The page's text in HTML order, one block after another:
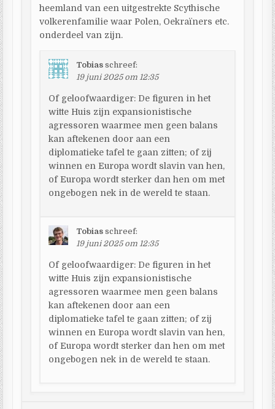
heemland van een uitgestrekte Scythische
volkerenfamilie waar Polen, Oekraïners etc.
onderdeel van zijn.
Tobias schreef:
19 juni 2025 om 12:35
Of geloofwaardiger: De figuren in het
witte Huis zijn expansionistische
agressoren waarmee men geen balans
kan aftekenen door aan een
diplomatieke tafel te gaan zitten; of zij
winnen en Europa wordt slavin van hen,
of Europa wordt sterker dan hen om met
ongebogen nek in de wereld te staan.
Tobias schreef:
19 juni 2025 om 12:35
Of geloofwaardiger: De figuren in het
witte Huis zijn expansionistische
agressoren waarmee men geen balans
kan aftekenen door aan een
diplomatieke tafel te gaan zitten; of zij
winnen en Europa wordt slavin van hen,
of Europa wordt sterker dan hen om met
ongebogen nek in de wereld te staan.